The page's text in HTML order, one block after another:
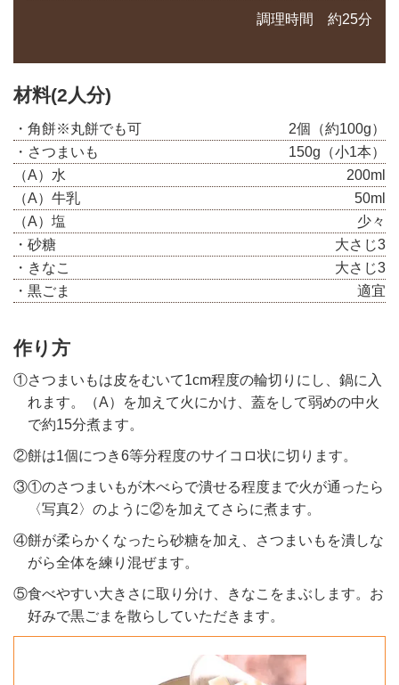
調理時間 約25分
材料(2人分)
・角餅※丸餅でも可
2個（約100g）
・さつまいも
150g（小1本）
（A）水
200ml
（A）牛乳
50ml
（A）塩
少々
・砂糖
大さじ3
・きなこ
大さじ3
・黒ごま
適宜
作り方
①さつまいもは皮をむいて1cm程度の輪切りにし、鍋に入
れます。（A）を加えて火にかけ、蓋をして弱めの中火
で約15分煮ます。
②餅は1個につき6等分程度のサイコロ状に切ります。
③①のさつまいもが木べらで潰せる程度まで火が通ったら
〈写真2〉のように②を加えてさらに煮ます。
④餅が柔らかくなったら砂糖を加え、さつまいもを潰しな
がら全体を練り混ぜます。
⑤食べやすい大きさに取り分け、きなこをまぶします。お
好みで黒ごまを散らしていただきます。